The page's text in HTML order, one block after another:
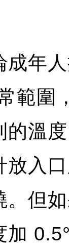
成年
範圍
的溫
放入
。但
加